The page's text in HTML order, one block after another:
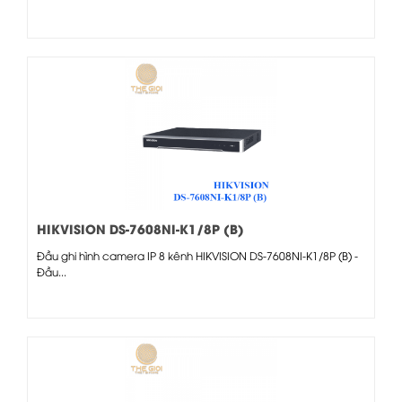
HIKVISION DS-7608NI-K1/8P (B)
Đầu ghi hình camera IP 8 kênh HIKVISION DS-7608NI-K1/8P (B) -
Đầu...